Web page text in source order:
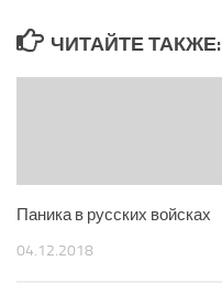
ЧИТАЙТЕ ТАКЖЕ:
Паника в русских войсках
04.12.2018